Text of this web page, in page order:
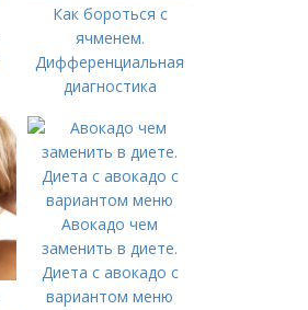
Как бороться с
ячменем.
Дифференциальная
диагностика
Авокадо чем
заменить в диете.
Диета с авокадо с
вариантом меню